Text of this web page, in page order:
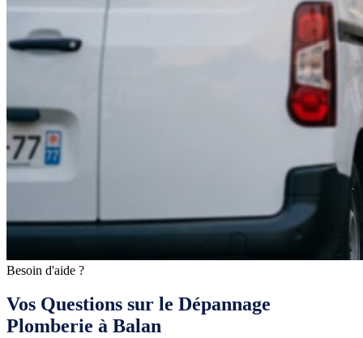
Besoin d'aide ?
Vos Questions sur le Dépannage
Plomberie à Balan